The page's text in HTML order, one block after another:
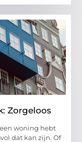
Zorgeloos
woning hebt
dat kan zijn. Of